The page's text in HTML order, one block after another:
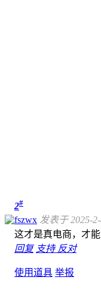
2#
fszwx 发表于 2025-
这才是真电商，才
回复 支持 反对
使用道具 举报